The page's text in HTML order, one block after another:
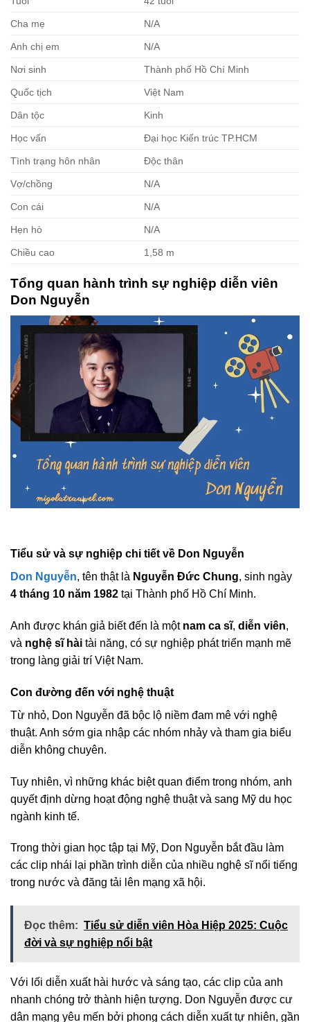
Cha mẹ N/A
Anh chị em N/A
Nơi sinh Thành phố Hồ Chí Minh
Quốc tịch Việt Nam
Dân tộc Kinh
Học vấn Đại học Kiến trúc TP.HCM
Tình trạng hôn nhân Độc thân
Vợ/chồng N/A
Con cái N/A
Hẹn hò N/A
Chiều cao 1,58 m
Tổng quan hành trình sự nghiệp diễn viên
Don Nguyễn
Tiểu sử và sự nghiệp chi tiết về Don Nguyễn
Don Nguyễn, tên thật là Nguyễn Đức Chung, sinh ngày
4 tháng 10 năm 1982 tại Thành phố Hồ Chí Minh.
Anh được khán giả biết đến là một nam ca sĩ, diễn viên,
và nghệ sĩ hài tài năng, có sự nghiệp phát triển mạnh mẽ
trong làng giải trí Việt Nam.
Con đường đến với nghệ thuật
Từ nhỏ, Don Nguyễn đã bộc lộ niềm đam mê với nghệ
thuật. Anh sớm gia nhập các nhóm nhảy và tham gia biểu
diễn không chuyên.
Tuy nhiên, vì những khác biệt quan điểm trong nhóm, anh
quyết định dừng hoạt động nghệ thuật và sang Mỹ du học
ngành kinh tế.
Trong thời gian học tập tại Mỹ, Don Nguyễn bắt đầu làm
các clip nhái lại phần trình diễn của nhiều nghệ sĩ nổi tiếng
trong nước và đăng tải lên mạng xã hội.
Đọc thêm: Tiểu sử diễn viên Hòa Hiệp 2025: Cuộc
đời và sự nghiệp nổi bật
Với lối diễn xuất hài hước và sáng tạo, các clip của anh
nhanh chóng trở thành hiện tượng. Don Nguyễn được cư
dân mạng yêu mến bởi phong cách diễn xuất tự nhiên, gần